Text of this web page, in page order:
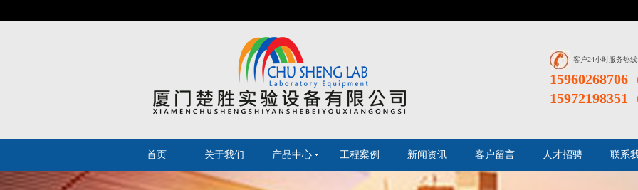
客户24小时服务热
15960268706
首页 关于我们 产品中心 工程案例 新闻资讯 客户留言 人才招骋 联系